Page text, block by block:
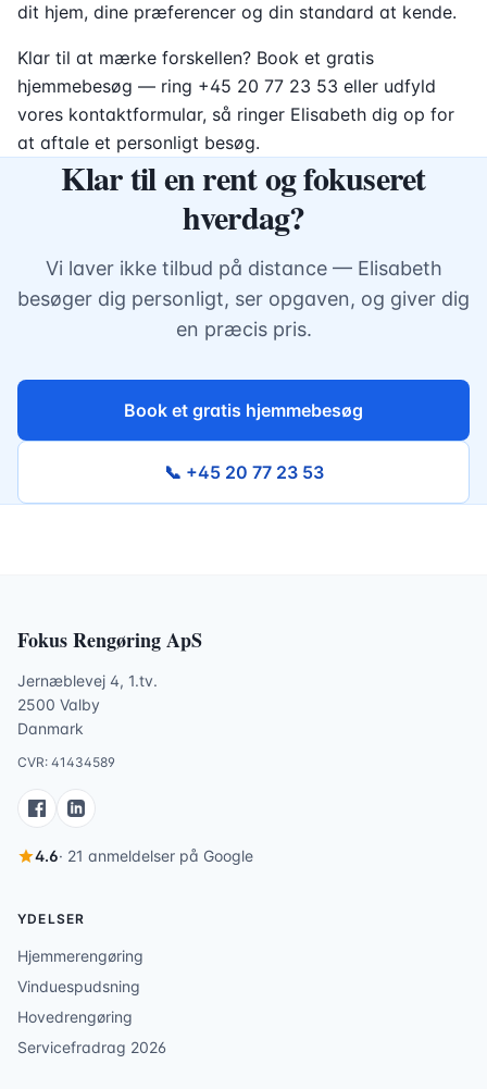
dit hjem, dine præferencer og din standard at kende.
Klar til at mærke forskellen? Book et gratis
hjemmebesøg — ring +45 20 77 23 53 eller udfyld
vores kontaktformular, så ringer Elisabeth dig op for
at aftale et personligt besøg.
Klar til en rent og fokuseret
hverdag?
Vi laver ikke tilbud på distance — Elisabeth
besøger dig personligt, ser opgaven, og giver dig
en præcis pris.
Book et gratis hjemmebesøg
📞 +45 20 77 23 53
Fokus Rengøring ApS
Jernæblevej 4, 1.tv.
2500 Valby
Danmark
CVR: 41434589
4.6· 21 anmeldelser på Google
YDELSER
Hjemmerengøring
Vinduespudsning
Hovedrengøring
Servicefradrag 2026